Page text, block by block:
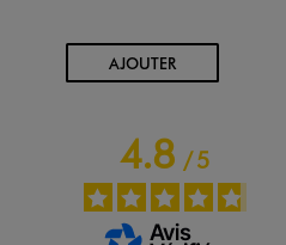
AJOUTERAU PANIER
4.8/5